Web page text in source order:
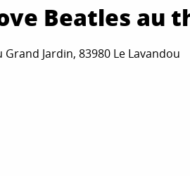
Beatles au
Jardin, 83980 Le Lavandou